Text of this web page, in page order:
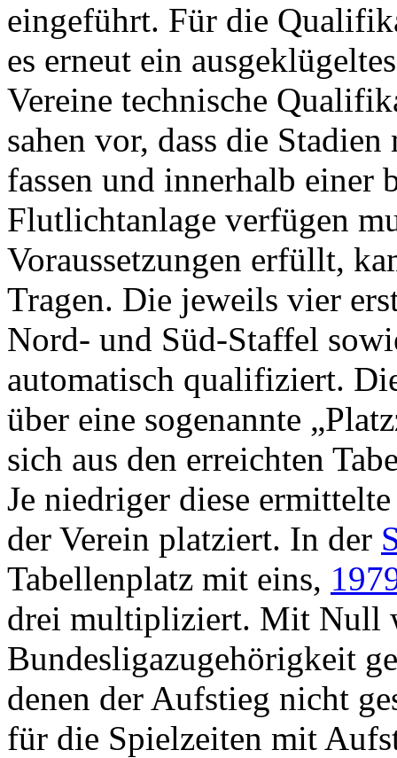
eingeführt. Für die
es erneut ein
Vereine technische
sahen vor, dass die
fassen und innerhalb einer
Flutlichtanlage verfügen
Voraussetzungen erfüllt,
Tragen. Die jeweils vier
Nord- und Süd-Staffel
automatisch qualifiziert.
über eine sogenannte
sich aus den erreichten
Je niedriger diese
der Verein platziert. In der
Tabellenplatz mit eins,
drei multipliziert. Mit Null
Bundesligazugehörigkeit
denen der Aufstieg nicht
für die Spielzeiten mit